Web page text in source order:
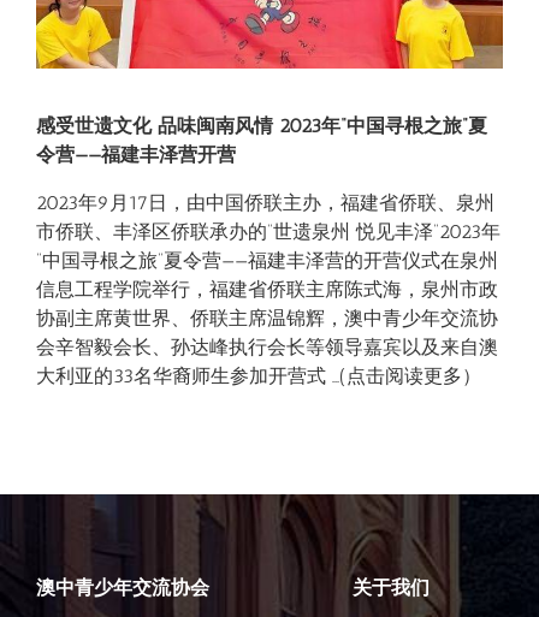
感受世遗文化 品味闽南风情 ​2023年“中国寻根之旅”夏
令营——福建丰泽营开营
2023年9月17日，由中国侨联主办，福建省侨联、泉州
市侨联、丰泽区侨联承办的“世遗泉州 悦见丰泽”2023年
“中国寻根之旅”夏令营——福建丰泽营的开营仪式在泉州
信息工程学院举行，福建省侨联主席陈式海，泉州市政
协副主席黄世界、侨联主席温锦辉，澳中青少年交流协
会辛智毅会长、孙达峰执行会长等领导嘉宾以及来自澳
大利亚的33名华裔师生参加开营式 …(点击阅读更多）
澳中青少年交流协会 关于我们